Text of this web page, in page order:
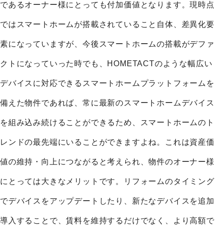
であるオーナー様にとっても付加価値となります。現時点
ではスマートホームが搭載されていること自体、差異化要
素になっていますが、今後スマートホームの搭載がデファ
クトになっていった時でも、HOMETACTのような幅広い
デバイスに対応できるスマートホームプラットフォームを
備えた物件であれば、常に最新のスマートホームデバイス
を組み込み続けることができるため、スマートホームのト
レンドの最先端にいることができますよね。これは資産価
値の維持・向上につながると考えられ、物件のオーナー様
にとっては大きなメリットです。リフォームのタイミング
でデバイスをアップデートしたり、新たなデバイスを追加
導入することで、賃料を維持するだけでなく、より高額で